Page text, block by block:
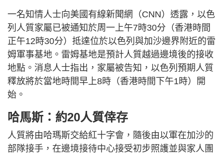
一名知情人士向美國有線新聞網（CNN）透露，以色
列人質家屬已被通知於周一上午7時30分（香港時間
正午12時30分）抵達位於以色列與加沙邊界附近的雷
姆軍事基地。雷姆基地是預計人質越過邊境後的接收
地點。消息人士指出，家屬被告知，以色列預期人質
釋放將於當地時間早上8時（香港時間下午1時）開
始。
哈馬斯：約20人質倖存
人質將由哈瑪斯交給紅十字會，隨後由以軍在加沙的
部隊接手，在邊境接待中心接受初步照護並與家人團